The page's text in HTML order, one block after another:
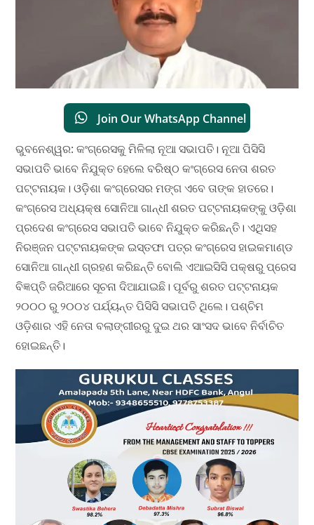
Join Our WhatsApp Channel
ଭୁବନେଶ୍ୱର: କଂଗ୍ରେସକୁ ମିଳିଲା ନୂଆ ସଭାପତି। ନୂଆ ପିସିସି
ସଭାପତି ଭାବେ ନିଯୁକ୍ତ ହେଲେ ବରିଷ୍ଠ କଂଗ୍ରେସ ନେତା ଶରତ
ପଟ୍ଟନାୟକ। ଓଡ଼ିଶା କଂଗ୍ରେସର ମଙ୍ଗ ଏବେ ତାଙ୍କ ହାତରେ।
କଂଗ୍ରେସ ଅଧ୍ୟକ୍ଷ ସୋନିଆ ଗାନ୍ଧୀ ଶରତ ପଟ୍ଟନାୟକଙ୍କୁ ଓଡ଼ିଶା
ପ୍ରଦେଶ କଂଗ୍ରେସ ସଭାପତି ଭାବେ ନିଯୁକ୍ତ କରିଛନ୍ତି। ଏଥିସହ
ନିରଞ୍ଜନ ପଟ୍ଟନାୟକଙ୍କ ଇସ୍ତଫା ପତ୍ର କଂଗ୍ରେସ ହାଇକମାଣ୍ଡ
ସୋନିଆ ଗାନ୍ଧୀ ଗ୍ରହଣ କରିଛନ୍ତି ବୋଲି ଏଆଇସିସି ପକ୍ଷରୁ ପ୍ରେସ
ବିଜ୍ଞପ୍ତି ଜରିଆରେ ସୂଚନା ଦିଆଯାଇଛି। ପୂର୍ବରୁ ଶରତ ପଟ୍ଟନାୟକ
୨୦୦୦ ରୁ ୨୦୦୪ ପର୍ଯ୍ୟନ୍ତ ପିସିସି ସଭାପତି ଥିଲେ। ପଶ୍ଚିମ
ଓଡ଼ିଶାର ଏହି ନେତା ବଲାଙ୍ଗୀରରୁ ଦୁଇ ଥର ସାଂସଦ ଭାବେ ନିର୍ବାଚିତ
ହୋଇଛନ୍ତି।